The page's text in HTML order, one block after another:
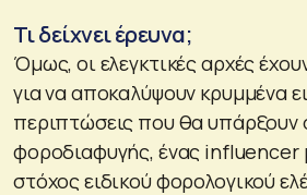
Τι δείχνει έρευνα;
Όμως, οι ελεγκτικές αρχές
για να αποκαλύψουν κρυμμένα
περιπτώσεις που θα υπάρξουν
φοροδιαφυγής, ένας influencer
στόχος ειδικού φορολογικού